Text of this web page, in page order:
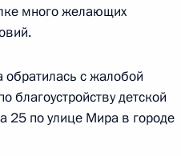
много желающих
обратилась с жалобой
благоустройству детской
25 по улице Мира в городе